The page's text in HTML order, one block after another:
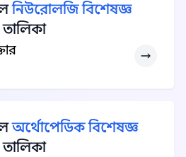
নিউরোলজি বিশেষজ্ঞ
তালিকা
অর্থোপেডিক বিশেষজ্ঞ
তালিকা